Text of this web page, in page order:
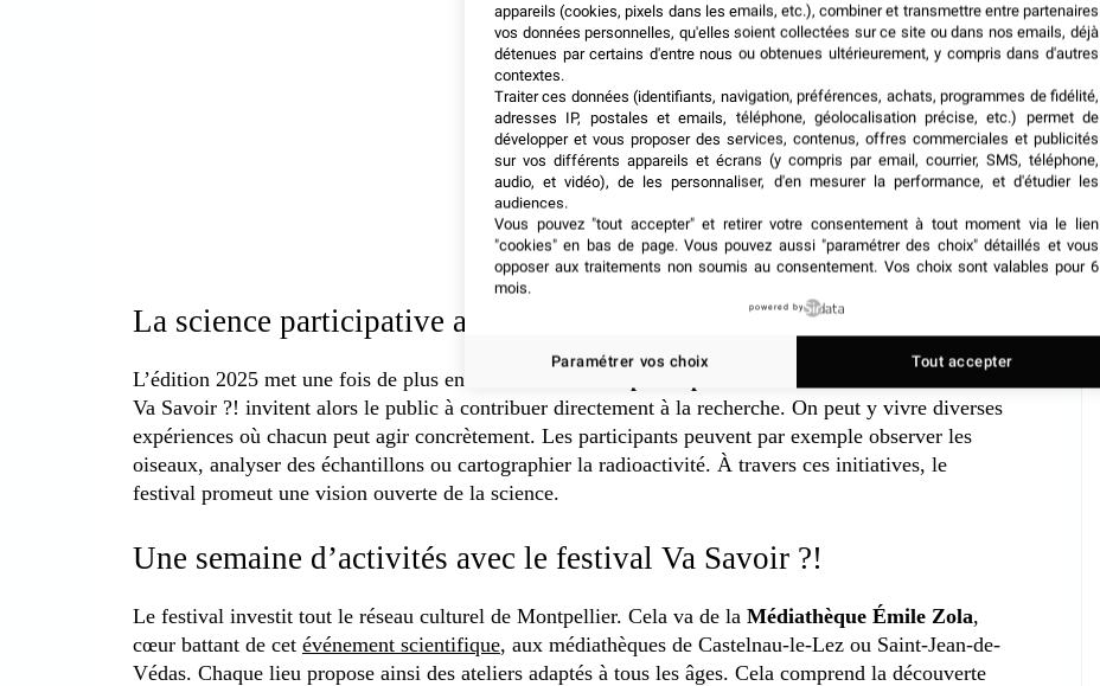
La science participative au cœur de l’événement
L’édition 2025 met une fois de plus en avant les
. Ces démarches du festival
Va Savoir ?! invitent alors le public à contribuer directement à la recherche. On peut y vivre diverses
expériences où chacun peut agir concrètement. Les participants peuvent par exemple observer les
oiseaux, analyser des échantillons ou cartographier la radioactivité. À travers ces initiatives, le
festival promeut une vision ouverte de la science.
Une semaine d’activités avec le festival Va Savoir ?!
Le festival investit tout le réseau culturel de Montpellier. Cela va de la Médiathèque Émile Zola,
cœur battant de cet événement scientifique, aux médiathèques de Castelnau-le-Lez ou Saint-Jean-de-
Védas. Chaque lieu propose ainsi des ateliers adaptés à tous les âges. Cela comprend la découverte
appareils (cookies, pixels dans les emails, etc.), combiner et transmettre entre partenaires
vos données personnelles, qu'elles soient collectées sur ce site ou dans nos emails, déjà
détenues par certains d'entre nous ou obtenues ultérieurement, y compris dans d'autres
contextes.
Traiter ces données (identifiants, navigation, préférences, achats, programmes de fidélité,
adresses IP, postales et emails, téléphone, géolocalisation précise, etc.) permet de
développer et vous proposer des services, contenus, offres commerciales et publicités
sur vos différents appareils et écrans (y compris par email, courrier, SMS, téléphone,
audio, et vidéo), de les personnaliser, d'en mesurer la performance, et d'étudier les
audiences.
Vous pouvez "tout accepter" et retirer votre consentement à tout moment via le lien
"cookies" en bas de page. Vous pouvez aussi "paramétrer des choix" détaillés et vous
opposer aux traitements non soumis au consentement. Vos choix sont valables pour 6
mois.
powered by
Paramétrer vos choix Tout accepter